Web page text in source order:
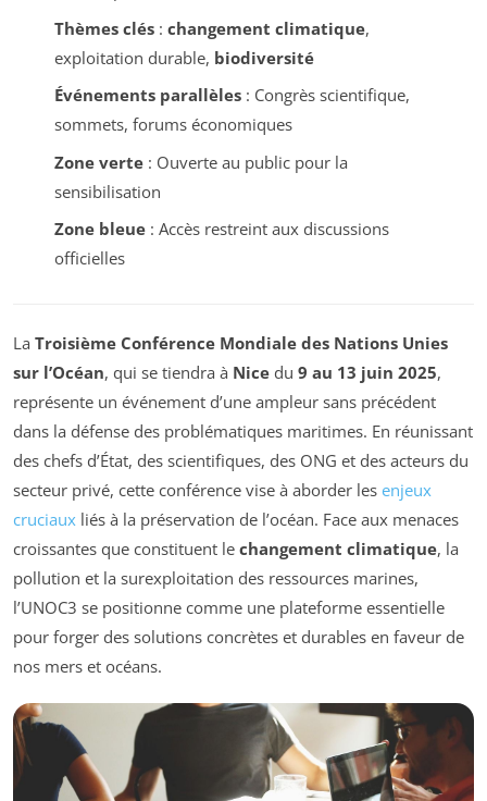
Thèmes clés: changement climatique,
exploitation durable, biodiversité
Événements parallèles: Congrès scientifique,
sommets, forums économiques
Zone verte: Ouverte au public pour la
sensibilisation
Zone bleue: Accès restreint aux discussions
officielles
La Troisième Conférence Mondiale des Nations Unies
sur l’Océan, qui se tiendra à Nice du 9 au 13 juin 2025,
représente un événement d’une ampleur sans précédent
dans la défense des problématiques maritimes. En réunissant
des chefs d’État, des scientifiques, des ONG et des acteurs du
secteur privé, cette conférence vise à aborder les enjeux
cruciaux liés à la préservation de l’océan. Face aux menaces
croissantes que constituent le changement climatique, la
pollution et la surexploitation des ressources marines,
l’UNOC3 se positionne comme une plateforme essentielle
pour forger des solutions concrètes et durables en faveur de
nos mers et océans.